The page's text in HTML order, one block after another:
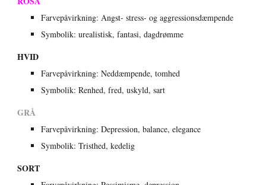
Farvepåvirkning: Angst- stress- og aggressionsdæmpende
Symbolik: urealistisk, fantasi, dagdrømme
HVID
Farvepåvirkning: Neddæmpende, tomhed
Symbolik: Renhed, fred, uskyld, sart
GRÅ
Farvepåvirkning: Depression, balance, elegance
Symbolik: Tristhed, kedelig
SORT